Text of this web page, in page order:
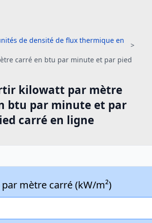
de densité de flux thermique en
>
carré en btu par minute et par pied
kilowatt par mètre
btu par minute et par
carré en ligne
mètre carré (kW/m²)